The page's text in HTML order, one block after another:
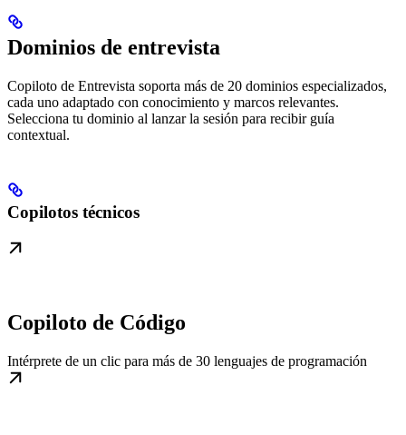
Dominios de entrevista
Copiloto de Entrevista soporta más de 20 dominios especializados,
cada uno adaptado con conocimiento y marcos relevantes.
Selecciona tu dominio al lanzar la sesión para recibir guía
contextual.
Copilotos técnicos
Copiloto de Código
Intérprete de un clic para más de 30 lenguajes de programación